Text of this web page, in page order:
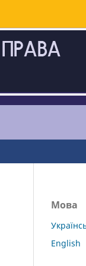
Мова
English